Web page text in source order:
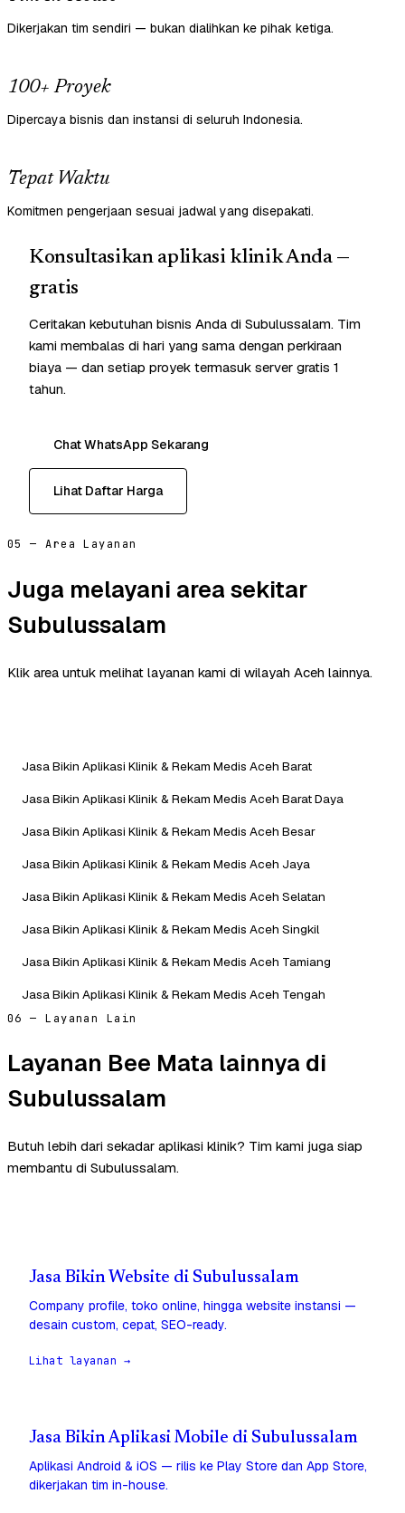
Dikerjakan tim sendiri — bukan dialihkan ke pihak ketiga.
100+ Proyek
Dipercaya bisnis dan instansi di seluruh Indonesia.
Tepat Waktu
Komitmen pengerjaan sesuai jadwal yang disepakati.
Konsultasikan aplikasi klinik Anda —
gratis
Ceritakan kebutuhan bisnis Anda di Subulussalam. Tim
kami membalas di hari yang sama dengan perkiraan
biaya — dan setiap proyek termasuk server gratis 1
tahun.
Chat WhatsApp Sekarang
Lihat Daftar Harga
05 — Area Layanan
Juga melayani area sekitar
Subulussalam
Klik area untuk melihat layanan kami di wilayah Aceh lainnya.
Jasa Bikin Aplikasi Klinik & Rekam Medis Aceh Barat
Jasa Bikin Aplikasi Klinik & Rekam Medis Aceh Barat Daya
Jasa Bikin Aplikasi Klinik & Rekam Medis Aceh Besar
Jasa Bikin Aplikasi Klinik & Rekam Medis Aceh Jaya
Jasa Bikin Aplikasi Klinik & Rekam Medis Aceh Selatan
Jasa Bikin Aplikasi Klinik & Rekam Medis Aceh Singkil
Jasa Bikin Aplikasi Klinik & Rekam Medis Aceh Tamiang
Jasa Bikin Aplikasi Klinik & Rekam Medis Aceh Tengah
06 — Layanan Lain
Layanan Bee Mata lainnya di
Subulussalam
Butuh lebih dari sekadar aplikasi klinik? Tim kami juga siap
membantu di Subulussalam.
Jasa Bikin Website di Subulussalam
Company profile, toko online, hingga website instansi —
desain custom, cepat, SEO-ready.
Lihat layanan →
Jasa Bikin Aplikasi Mobile di Subulussalam
Aplikasi Android & iOS — rilis ke Play Store dan App Store,
dikerjakan tim in-house.